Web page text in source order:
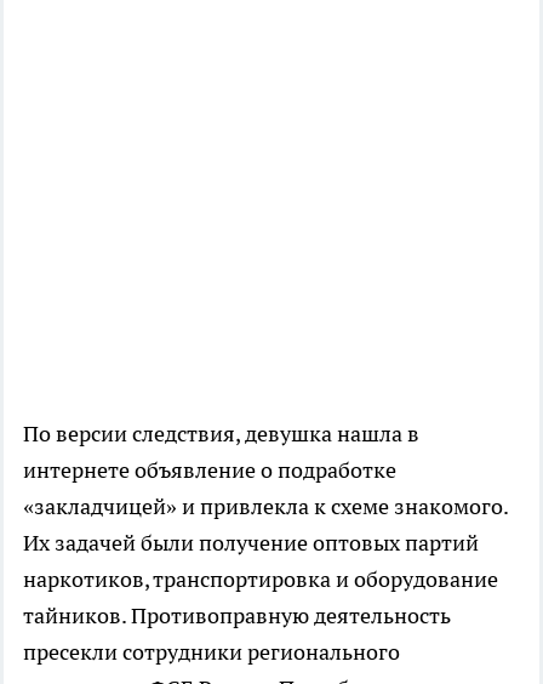
По версии следствия, девушка нашла в
интернете объявление о подработке
«закладчицей» и привлекла к схеме знакомого.
Их задачей были получение оптовых партий
наркотиков, транспортировка и оборудование
тайников. Противоправную деятельность
пресекли сотрудники регионального